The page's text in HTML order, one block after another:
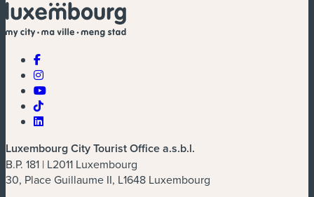
Luxembourg City Tourist Office a.s.b.l.
B.P. 181 | L2011 Luxembourg
30, Place Guillaume II, L1648 Luxembourg